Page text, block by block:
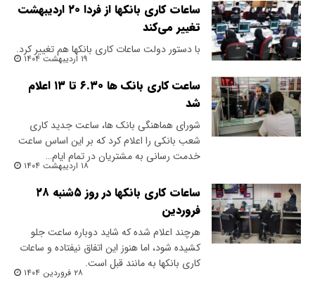
ساعات کاری بانکها از فردا ۲۰ اردیبهشت
تغییر می‌کند
با دستور دولت ساعات کاری بانکها هم تغییر کرد.
۱۹ اردیبهشت ۱۴۰۴
ساعت کاری بانک ها ۶.۳۰ تا ۱۳ اعلام
شد
شورای هماهنگی بانک ها، ساعت جدید کاری
شعب بانکی را اعلام کرد که بر این اساس ساعت
خدمت رسانی به مشتریان در تمام ایام…
۱۸ اردیبهشت ۱۴۰۴
ساعات کاری بانکها در روز ۵شنبه ۲۸
فروردین
هرچند اعلام شده که شاید دوباره ساعت جلو
کشیده شود، اما هنوز این اتفاق نیفتاده و ساعات
کاری بانکها به مانند قبل است.
۲۸ فروردین ۱۴۰۴